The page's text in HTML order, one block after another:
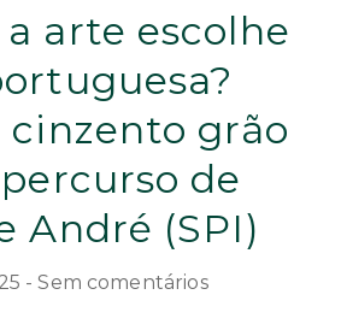
arte escolhe
cinzento grão
de
André (SPI)
Sem comentários